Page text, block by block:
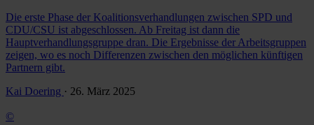
Die erste Phase der Koalitionsverhandlungen zwischen SPD und
CDU/CSU ist abgeschlossen. Ab Freitag ist dann die
Hauptverhandlungsgruppe dran. Die Ergebnisse der Arbeitsgruppen
zeigen, wo es noch Differenzen zwischen den möglichen künftigen
Partnern gibt.
Kai Doering · 26. März 2025
©